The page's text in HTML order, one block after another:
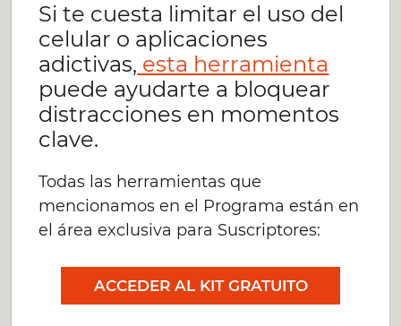
Si te cuesta limitar el uso del
celular o aplicaciones
adictivas, esta herramienta
puede ayudarte a bloquear
distracciones en momentos
clave.
Todas las herramientas que
mencionamos en el Programa están en
el área exclusiva para Suscriptores:
ACCEDER AL KIT GRATUITO